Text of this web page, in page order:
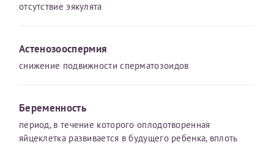
отсутствие эякулята
Астенозооспермия
снижение подвижности сперматозоидов
Беременность
период, в течение которого оплодотворенная
яйцеклетка развивается в будущего ребенка, вплоть
За год/годы
2022
2024
2025